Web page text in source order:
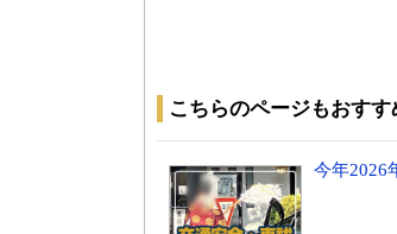
こちらのページもおすす
今年2026